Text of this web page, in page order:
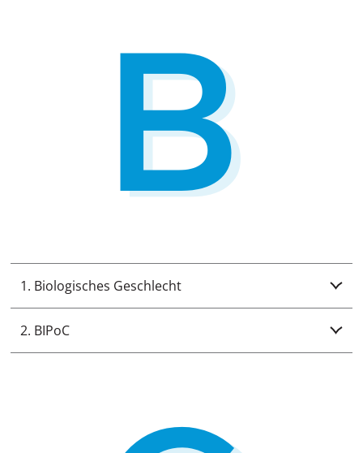
1. Biologisches Geschlecht
2. BIPoC